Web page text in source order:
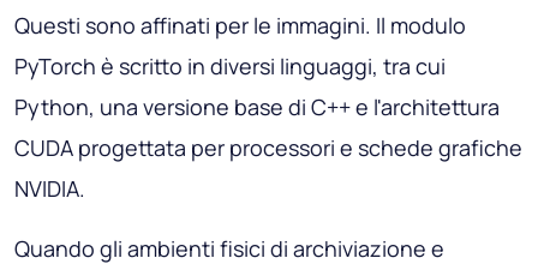
Questi sono affinati per le immagini. Il modulo
PyTorch è scritto in diversi linguaggi, tra cui
Python, una versione base di C++ e l'architettura
CUDA progettata per processori e schede grafiche
NVIDIA.
Quando gli ambienti fisici di archiviazione e